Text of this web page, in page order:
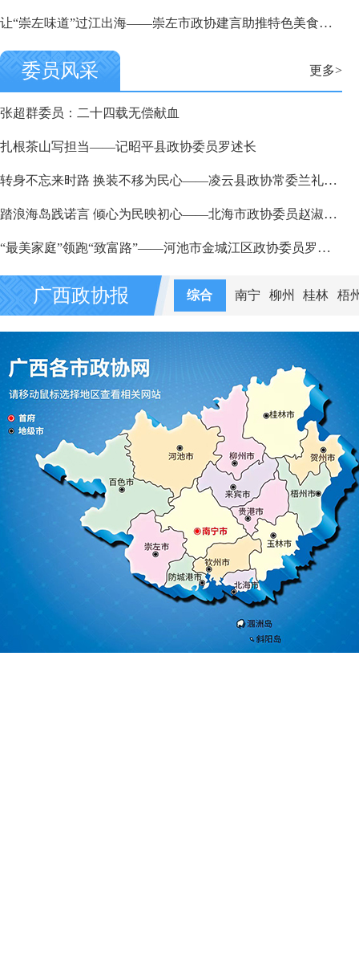
让“崇左味道”过江出海——崇左市政协建言助推特色美食产业发展
委员风采 更多>
张超群委员：二十四载无偿献血
扎根茶山写担当——记昭平县政协委员罗述长
转身不忘来时路 换装不移为民心——凌云县政协常委兰礼克的赤诚本色
踏浪海岛践诺言 倾心为民映初心——北海市政协委员赵淑秋的育人情怀与履职足迹
“最美家庭”领跑“致富路”——河池市金城江区政协委员罗婷情系桑梓的动人故事
广西政协报 综合 南宁 柳州 桂林 梧